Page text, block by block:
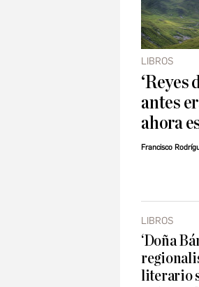
LIBROS
‘Reyes
antes
ahora
Francisco
LIBROS
‘Doña
literario